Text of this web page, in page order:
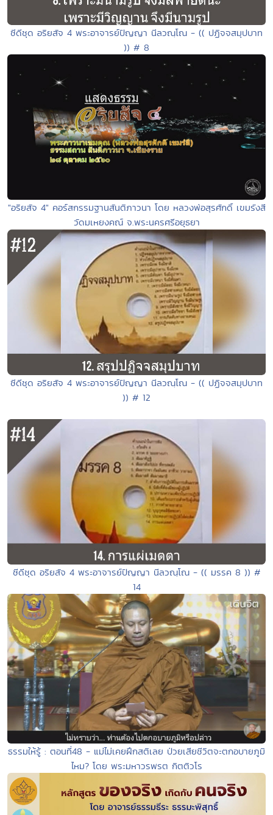
ซีดีชุด อริยสัจ 4 พระอาจารย์ปัญญา นีลวณฺโณ - (( ปฏิจจสมุปบาท
)) # 8
"อริยสัจ 4" คอร์สกรรมฐานสันติภาวนา โดย หลวงพ่อสุรศักดิ์ เขมรังสี
วัดมเหยงคณ์ จ.พระนครศรีอยุธยา
ซีดีชุด อริยสัจ 4 พระอาจารย์ปัญญา นีลวณฺโณ - (( ปฏิจจสมุปบาท
)) # 12
ซีดีชุด อริยสัจ 4 พระอาจารย์ปัญญา นีลวณฺโณ - (( มรรค 8 )) #
14
ธรรมให้รู้ : ตอนที่48 - แม่ไม่เคยฝึกสติเลย ป่วยเสียชีวิตจะตกอบายภูมิ
ไหม? โดย พระมหาวรพรต กิตติวโร